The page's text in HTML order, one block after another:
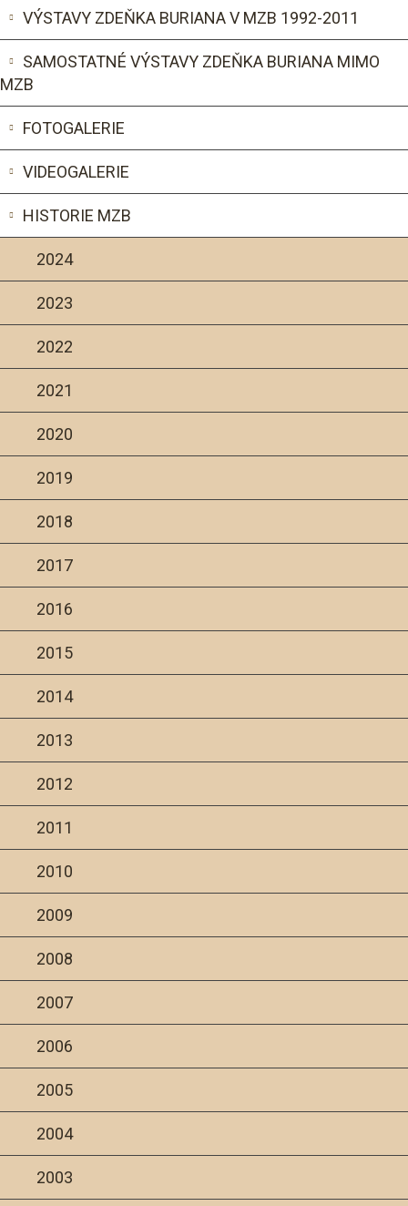
VÝSTAVY ZDEŇKA BURIANA V MZB 1992-2011
SAMOSTATNÉ VÝSTAVY ZDEŇKA BURIANA MIMO
MZB
FOTOGALERIE
VIDEOGALERIE
HISTORIE MZB
2024
2023
2022
2021
2020
2019
2018
2017
2016
2015
2014
2013
2012
2011
2010
2009
2008
2007
2006
2005
2004
2003